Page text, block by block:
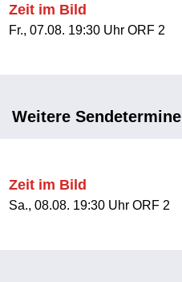
Zeit im Bild
Fr., 07.08. 19:30 Uhr ORF 2
Weitere Sendetermine
Zeit im Bild
Sa., 08.08. 19:30 Uhr ORF 2